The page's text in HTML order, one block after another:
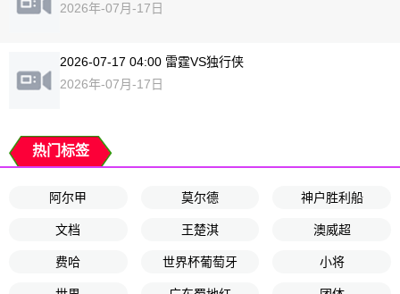
2026年-07月-17日
2026-07-17 04:00 雷霆VS独行侠
2026年-07月-17日
热门标签
阿尔甲 莫尔德 神户胜利船
文档 王楚淇 澳威超
费哈 世界杯葡萄牙 小将